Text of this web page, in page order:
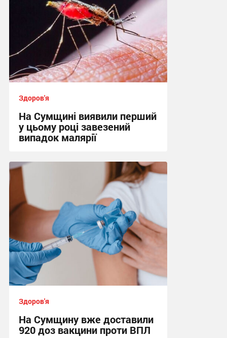
Здоров'я
На Сумщині виявили перший
у цьому році завезений
випадок малярії
16:10, 6.08.2026
Здоров'я
На Сумщину вже доставили
920 доз вакцини проти ВПЛ